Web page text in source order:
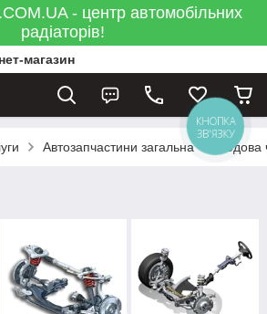
- центр автомобільних
радіаторів!
магазин
Автозапчастини загальна Ходова
КНОПКА
ЗВ'ЯЗКУ